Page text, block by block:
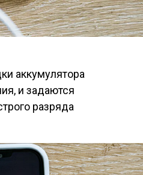
аккумулятора
и задаются
разряда